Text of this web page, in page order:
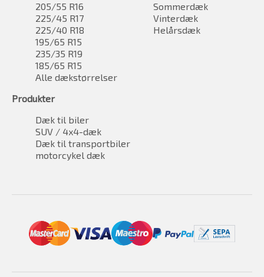
205/55 R16
225/45 R17
225/40 R18
195/65 R15
235/35 R19
185/65 R15
Alle dækstørrelser
Sommerdæk
Vinterdæk
Helårsdæk
Produkter
Dæk til biler
SUV / 4x4-dæk
Dæk til transportbiler
motorcykel dæk